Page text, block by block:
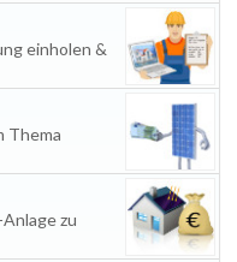
einholen &
Thema
zu